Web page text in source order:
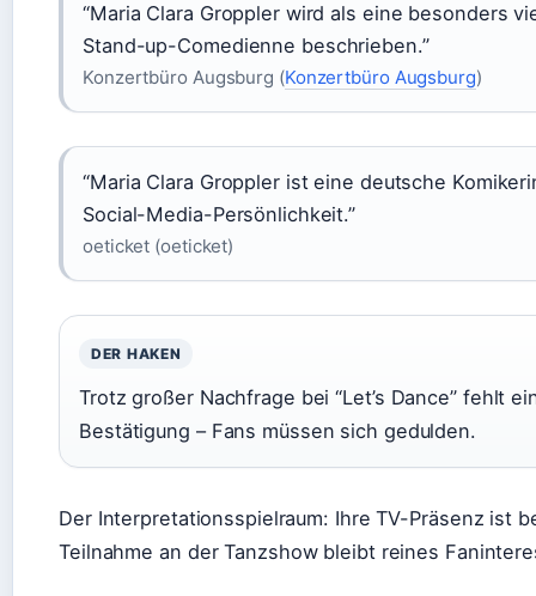
“Maria Clara Groppler wird als eine besonders
Stand-up-Comedienne beschrieben.”
Konzertbüro Augsburg (Konzertbüro Augsburg)
“Maria Clara Groppler ist eine deutsche
Social-Media-Persönlichkeit.”
oeticket (oeticket)
DER HAKEN
Trotz großer Nachfrage bei “Let’s Dance” fehlt
Bestätigung – Fans müssen sich gedulden.
Der Interpretationsspielraum: Ihre TV-Präsenz ist
Teilnahme an der Tanzshow bleibt reines